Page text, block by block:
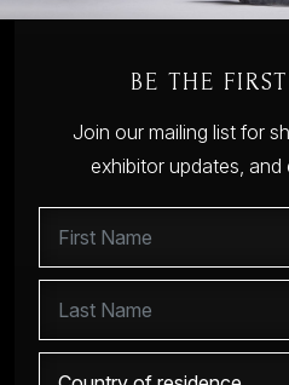
BE THE
Join our mailing list for
exhibitor updates,